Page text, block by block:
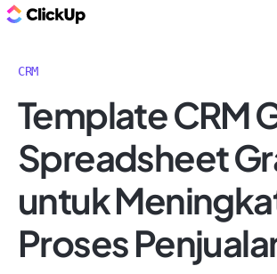
CRM
Template CRM
Spreadsheet
untuk
Proses